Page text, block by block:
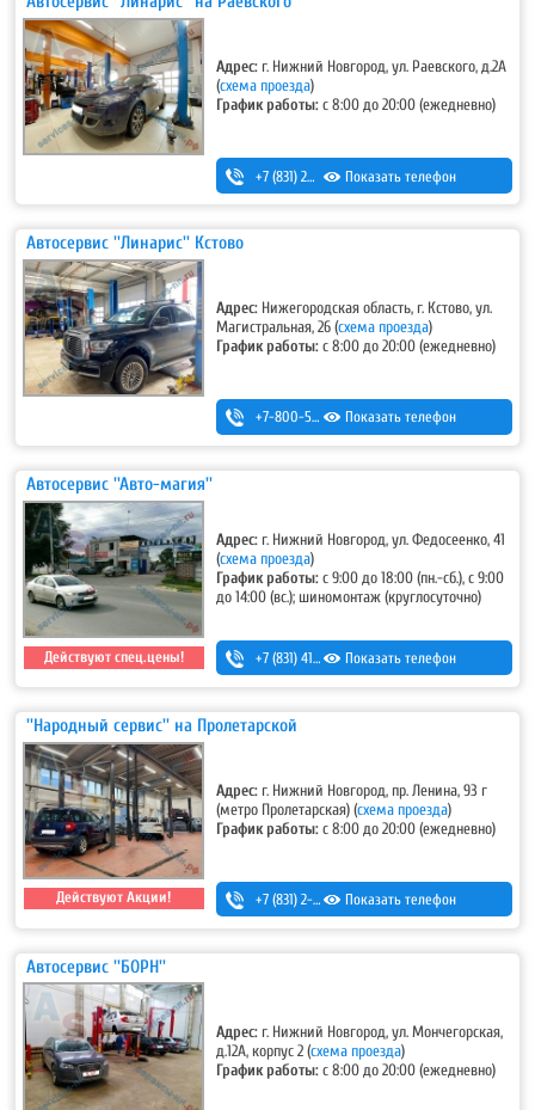
Адрес: г. Нижний Новгород, ул. Раевского, д.2А
(схема проезда)
График работы:с 8:00 до 20:00 (ежедневно)
+7 (831) 297-27-05 Показать телефон
Автосервис ''Линарис'' Кстово
Адрес: Нижегородская область, г. Кстово, ул.
Магистральная, 26(схема проезда)
График работы:с 8:00 до 20:00 (ежедневно)
+7-800-500-32-89 ,+7 (831) 232-40-20
Показать телефон
Автосервис ''Авто-магия''
Действуют спец.цены!
Адрес: г. Нижний Новгород, ул. Федосеенко, 41
(схема проезда)
График работы:с 9:00 до 18:00 (пн.-сб.), с 9:00
до 14:00 (вс.); шиномонтаж (круглосуточно)
+7 (831) 413-53-11 Показать телефон
''Народный сервис'' на Пролетарской
Действуют Акции!
Адрес: г. Нижний Новгород, пр. Ленина, 93 г
(метро Пролетарская)(схема проезда)
График работы:с 8:00 до 20:00 (ежедневно)
+7 (831) 2-330-333 Показать телефон
Автосервис ''БОРН''
Адрес: г. Нижний Новгород, ул. Мончегорская,
д.12А, корпус 2(схема проезда)
График работы:с 8:00 до 20:00 (ежедневно)